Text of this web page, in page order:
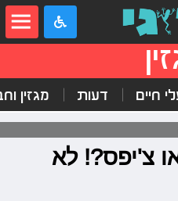
חיים דעות מגזין
צ'יפס?! לא